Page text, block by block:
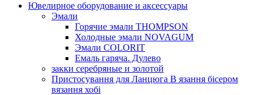
Ювелирное оборудование и аксессуары
Эмали
Горячие эмали THOMPSON
Холодные эмали NOVAGUM
Эмали COLORIT
Емаль гаряча. Дулево
закки серебряные и золотой
Пристосування для Ланцюга В язання бісером
вязання хобі